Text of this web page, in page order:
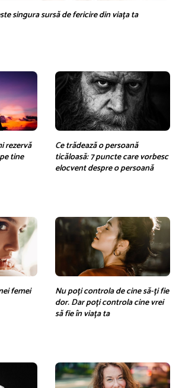
singura sursă de fericire din viața ta
rezervă
tine
Ce trădează o persoană
ticăloasă: 7 puncte care vorbesc
elocvent despre o persoană
femei
Nu poți controla de cine să-ți fie
dor. Dar poți controla cine vrei
să fie în viața ta